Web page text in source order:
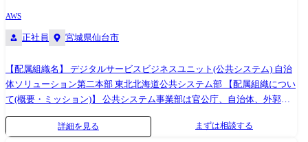
を社会に提供します。 お客様の特性から、従前の新技術に加え、ビッグ
モダナイゼーション」に係る技術に積極的に取り組んでいます。 ④社会
基盤分野 警察・消防・道路関連のシステム提案・構築を行い、人々の安
心・安全な暮らしを支えています。 ⑤ソリューション分野 監視・防災・
ドローン等パブリックセーフティ関連のシステム提案や、映像解析・生
体認証等セキュリティ関連のシステム提案、先端基盤・クラウド・プラ
AWS
正社員 宮城県仙台市
【配属組織名】 デジタルサービスビジネスユニット(公共システム) 自治
体ソリューション第二本部 東北北海道公共システム部 【配属組織につい
て(概要・ミッション)】 公共システム事業部は官公庁、自治体、外郭団
体等公共分野のお客様を、ITの側面から50年以上にわたって支援してお
ります。 その中で、当部では北海道・東北エリアの自治体等公共分野の
詳細を見る まずは相談する